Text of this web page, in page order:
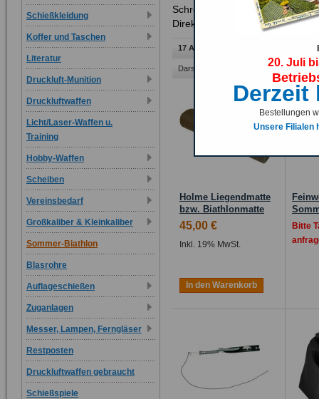
Schreiben Sie uns an, wir
Direktbestellung zukommen
17 Artikel
Darstellung als: Liste
Holme Liegendmatte
bzw. Biathlonmatte
45,00 €
Inkl. 19% MwSt.
In den Warenkorb
Bitte
Schießkleidung
Koffer und Taschen
Literatur
Druckluft-Munition
Druckluftwaffen
Licht/Laser-Waffen u.
Training
Hobby-Waffen
Scheiben
Vereinsbedarf
Großkaliber & Kleinkaliber
Sommer-Biathlon
Blasrohre
Auflageschießen
Zuganlagen
Messer, Lampen, Ferngläser
Restposten
Druckluftwaffen gebraucht
Schießspiele
20. Juli
Derzeit
Bestellungen
Unsere Filialen